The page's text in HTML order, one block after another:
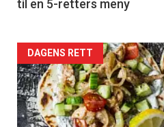
til en 5-retters meny
Forsiden
akkurat
nå
DAGENS RETT